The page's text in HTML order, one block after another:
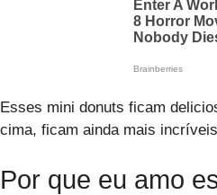
Esses mini donuts ficam
cima, ficam ainda mais
Por que eu amo